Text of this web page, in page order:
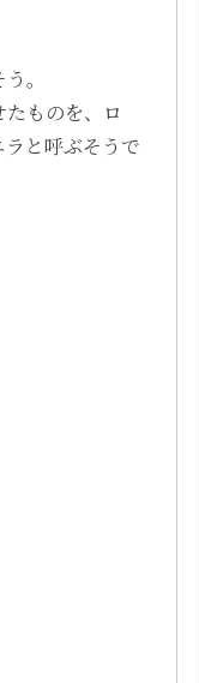
。
ものを、ロ
と呼ぶそうで